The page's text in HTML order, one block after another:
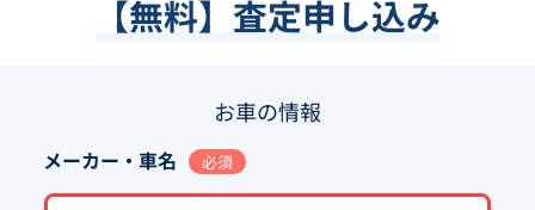
【無料】査定申し込み
お車の情報
メーカー・車名 必須